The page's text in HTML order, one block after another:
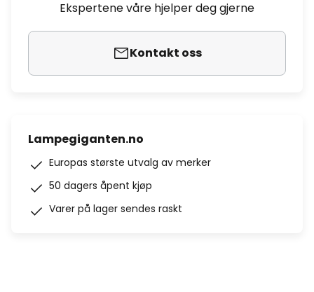
Ekspertene våre hjelper deg gjerne
Kontakt oss
Lampegiganten.no
Europas største utvalg av merker
50 dagers åpent kjøp
Varer på lager sendes raskt